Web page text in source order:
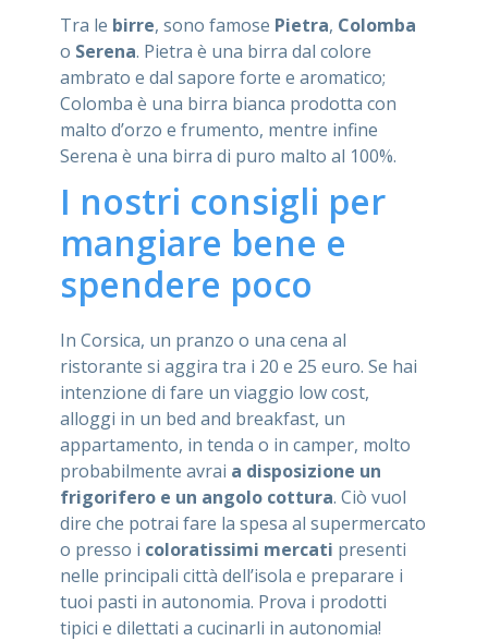
Tra le birre, sono famose Pietra, Colomba
o Serena. Pietra è una birra dal colore
ambrato e dal sapore forte e aromatico;
Colomba è una birra bianca prodotta con
malto d’orzo e frumento, mentre infine
Serena è una birra di puro malto al 100%.
I nostri consigli per
mangiare bene e
spendere poco
In Corsica, un pranzo o una cena al
ristorante si aggira tra i 20 e 25 euro. Se hai
intenzione di fare un viaggio low cost,
alloggi in un bed and breakfast, un
appartamento, in tenda o in camper, molto
probabilmente avrai a disposizione un
frigorifero e un angolo cottura. Ciò vuol
dire che potrai fare la spesa al supermercato
o presso i coloratissimi mercati presenti
nelle principali città dell’isola e preparare i
tuoi pasti in autonomia. Prova i prodotti
tipici e dilettati a cucinarli in autonomia!